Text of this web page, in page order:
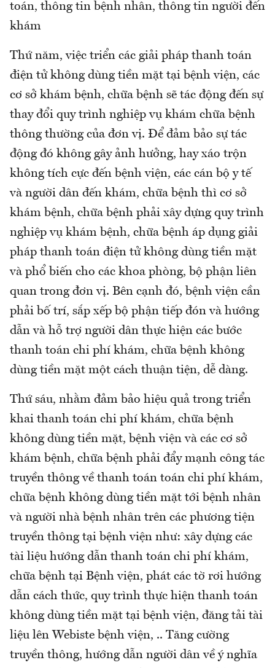
toán, thông tin bệnh nhân, thông tin người đến
khám
Thứ năm, việc triển các giải pháp thanh toán
điện tử không dùng tiền mặt tại bệnh viện, các
cơ sở khám bệnh, chữa bệnh sẽ tác động đến sự
thay đổi quy trình nghiệp vụ khám chữa bệnh
thông thường của đơn vị. Để đảm bảo sự tác
động đó không gây ảnh hưởng, hay xáo trộn
không tích cực đến bệnh viện, các cán bộ y tế
và người dân đến khám, chữa bệnh thì cơ sở
khám bệnh, chữa bệnh phải xây dựng quy trình
nghiệp vụ khám bệnh, chữa bệnh áp dụng giải
pháp thanh toán điện tử không dùng tiền mặt
và phổ biến cho các khoa phòng, bộ phận liên
quan trong đơn vị. Bên cạnh đó, bệnh viện cần
phải bố trí, sắp xếp bộ phận tiếp đón và hướng
dẫn và hỗ trợ người dân thực hiện các bước
thanh toán chi phí khám, chữa bệnh không
dùng tiền mặt một cách thuận tiện, dễ dàng.
Thứ sáu, nhằm đảm bảo hiệu quả trong triển
khai thanh toán chi phí khám, chữa bệnh
không dùng tiền mặt, bệnh viện và các cơ sở
khám bệnh, chữa bệnh phải đẩy mạnh công tác
truyền thông về thanh toán toán chi phí khám,
chữa bệnh không dùng tiền mặt tới bệnh nhân
và người nhà bệnh nhân trên các phương tiện
truyền thông tại bệnh viện như: xây dựng các
tài liệu hướng dẫn thanh toán chi phí khám,
chữa bệnh tại Bệnh viện, phát các tờ rơi hướng
dẫn cách thức, quy trình thực hiện thanh toán
không dùng tiền mặt tại bệnh viện, đăng tải tài
liệu lên Webiste bệnh viện, .. Tăng cường
truyền thông, hướng dẫn người dân về ý nghĩa